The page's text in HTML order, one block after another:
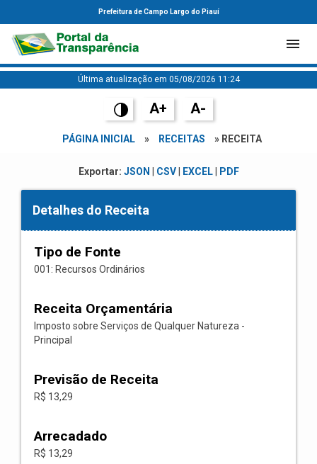
Prefeitura de Campo Largo do Piauí
Última atualização em 05/08/2026 11:24
A+ A-
PÁGINA INICIAL » RECEITAS » RECEITA
Exportar: JSON CSV| EXCEL| PDF
Detalhes do Receita
Tipo de Fonte
001: Recursos Ordinários
Receita Orçamentária
Imposto sobre Serviços de Qualquer Natureza -
Principal
Previsão de Receita
R$ 13,29
Arrecadado
R$ 13,29